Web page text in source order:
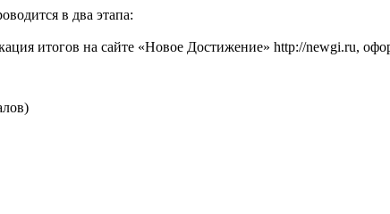
в два этапа:
итогов на сайте «Новое Достижение» http://newgi.ru,